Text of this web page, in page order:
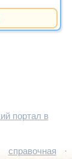
портал в
справочная ·